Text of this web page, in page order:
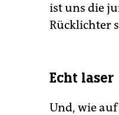
ist uns die
Rücklichter
Echt laser
Und, wie